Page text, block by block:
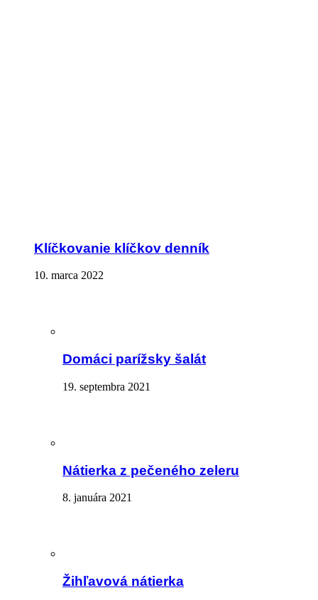
Klíčkovanie klíčkov denník
10. marca 2022
Domáci parížsky šalát
19. septembra 2021
Nátierka z pečeného zeleru
8. januára 2021
Žihľavová nátierka